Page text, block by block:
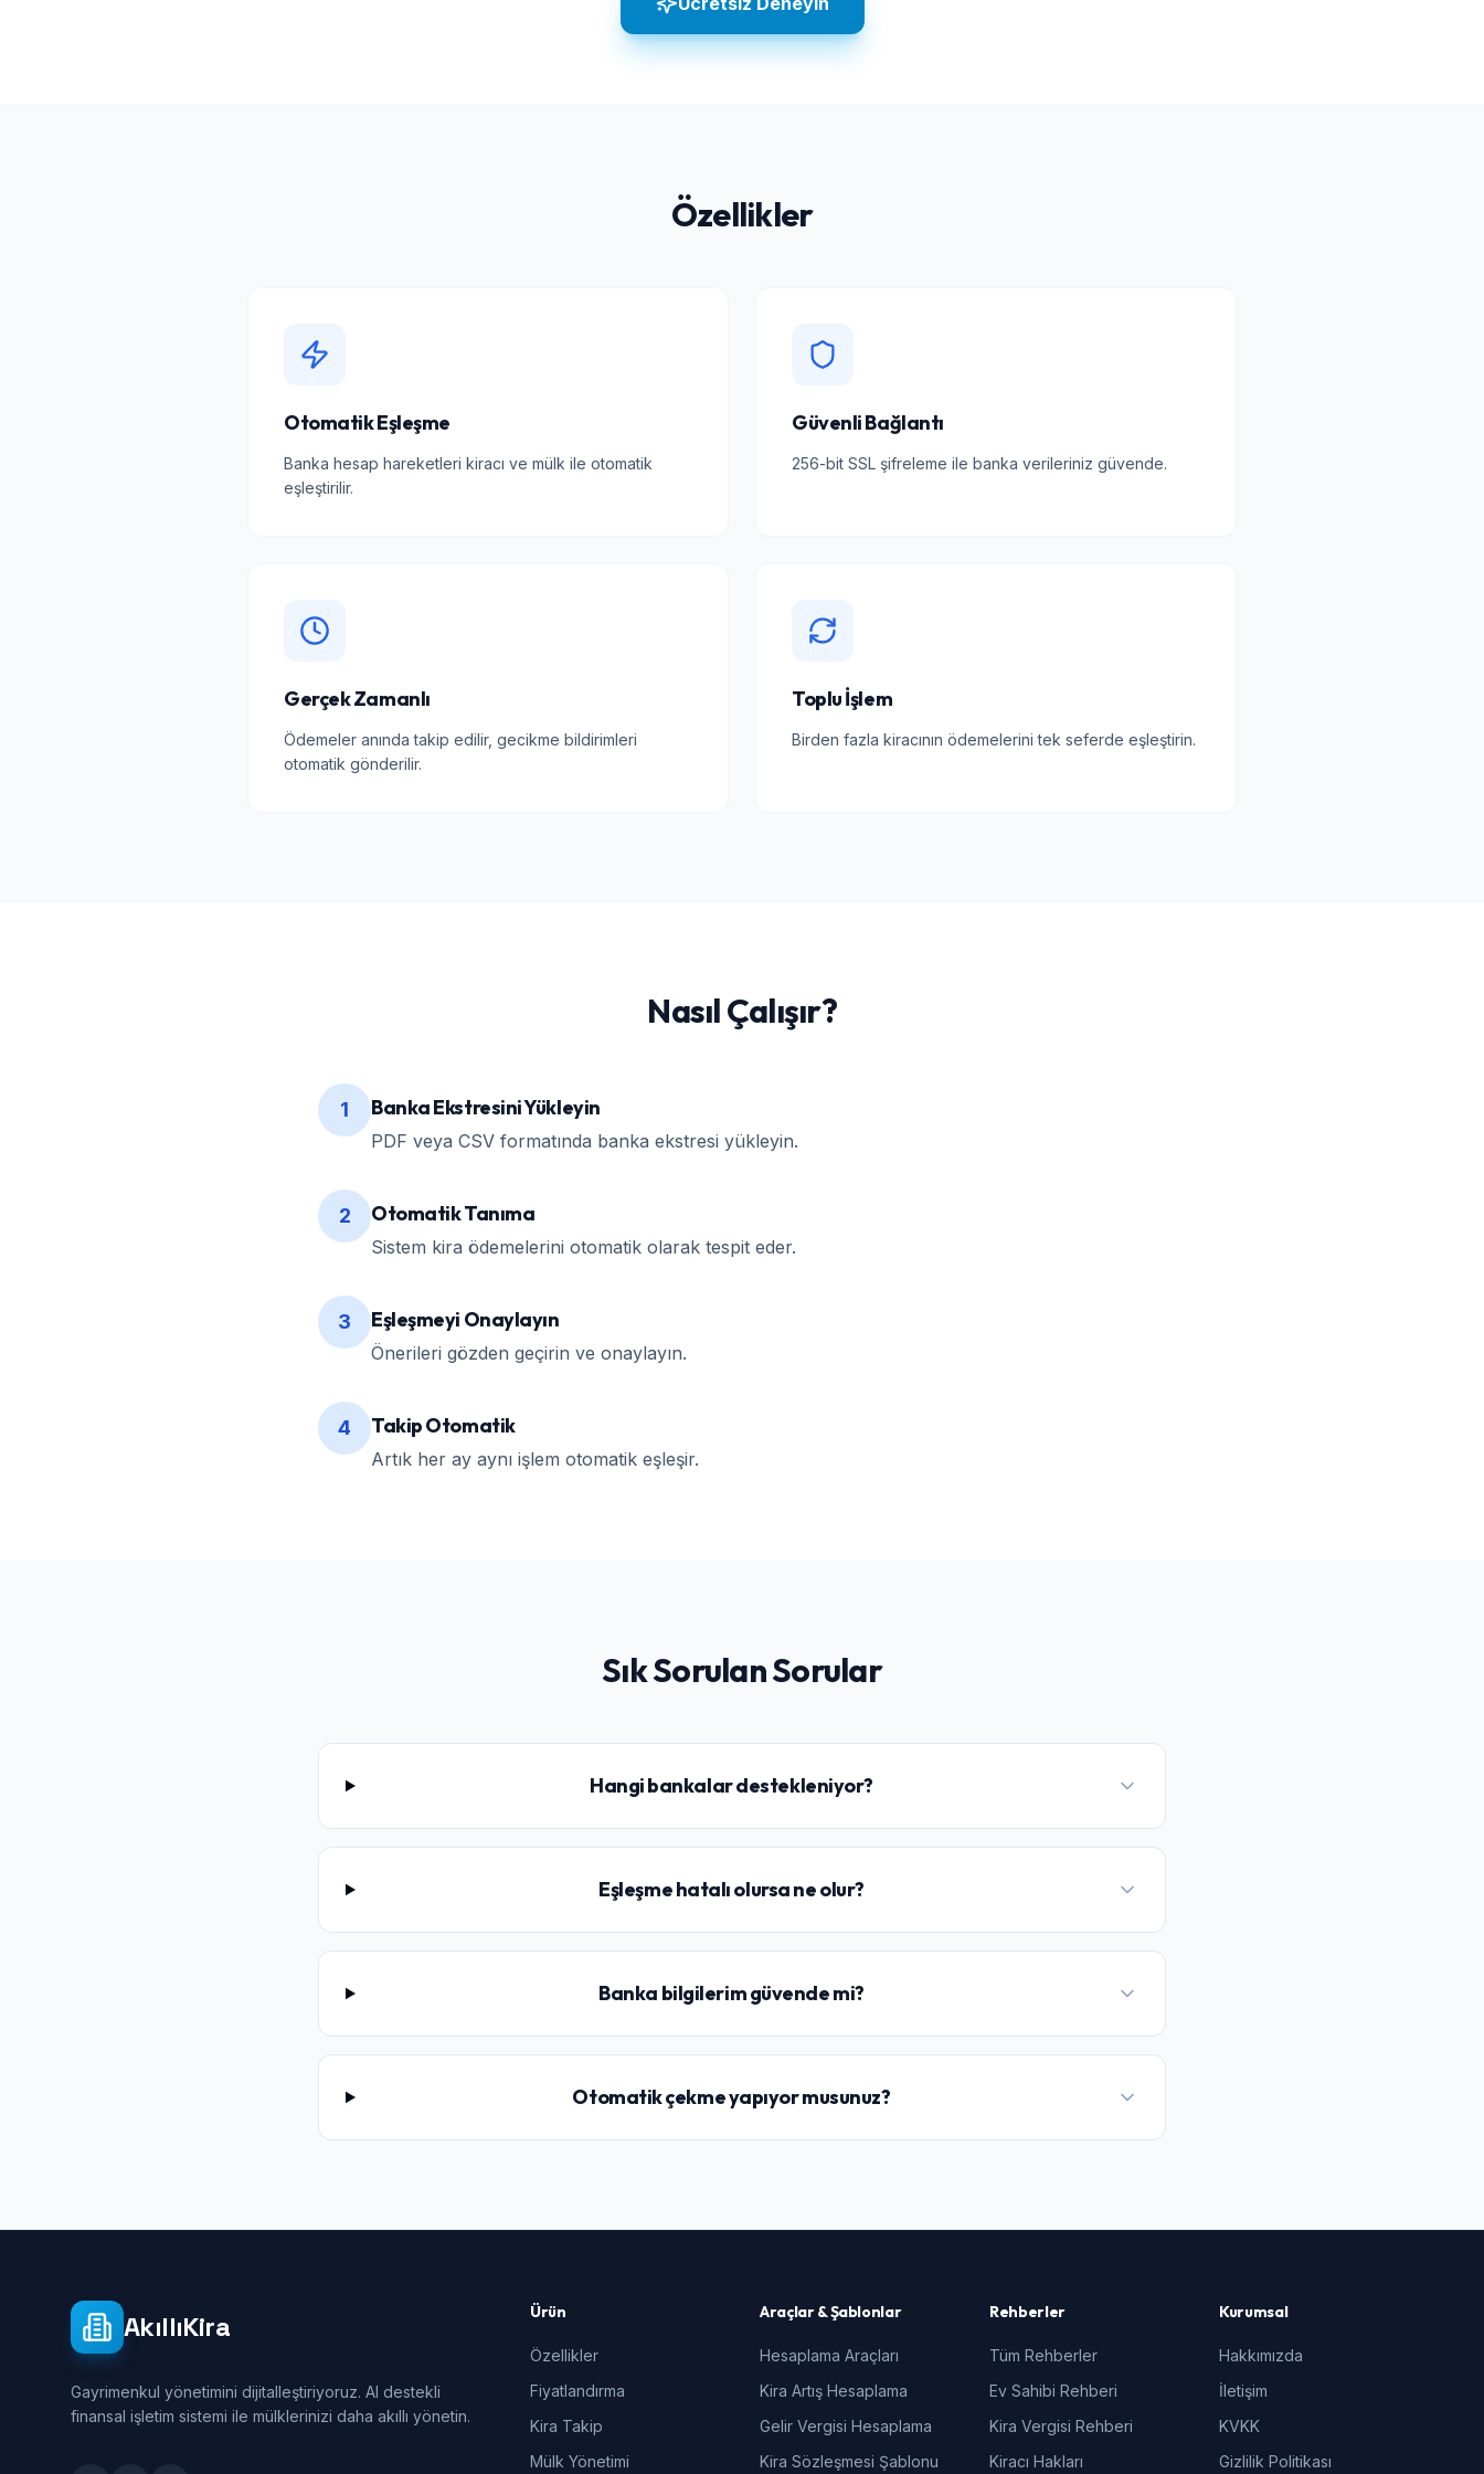
Özellikler
Otomatik Eşleşme
Banka hesap hareketleri kiracı ve mülk ile otomatik
eşleştirilir.
Güvenli Bağlantı
256-bit SSL şifreleme ile banka verileriniz güvende.
Gerçek Zamanlı
Ödemeler anında takip edilir, gecikme bildirimleri
otomatik gönderilir.
Toplu İşlem
Birden fazla kiracının ödemelerini tek seferde eşleştirin.
Nasıl Çalışır?
1 Banka Ekstresini Yükleyin
PDF veya CSV formatında banka ekstresi yükleyin.
2 Otomatik Tanıma
Sistem kira ödemelerini otomatik olarak tespit eder.
3 Eşleşmeyi Onaylayın
Önerileri gözden geçirin ve onaylayın.
4 Takip Otomatik
Artık her ay aynı işlem otomatik eşleşir.
Sık Sorulan Sorular
Hangi bankalar destekleniyor?
Eşleşme hatalı olursa ne olur?
Banka bilgilerim güvende mi?
Otomatik çekme yapıyor musunuz?
AkıllıKira
Gayrimenkul yönetimini dijitalleştiriyoruz. AI destekli
finansal işletim sistemi ile mülklerinizi daha akıllı yönetin.
Ürün
Özellikler
Fiyatlandırma
Kira Takip
Mülk Yönetimi
Araçlar & Şablonlar
Hesaplama Araçları
Kira Artış Hesaplama
Gelir Vergisi Hesaplama
Kira Sözleşmesi Şablonu
Rehberler
Tüm Rehberler
Ev Sahibi Rehberi
Kira Vergisi Rehberi
Kiracı Hakları
Kurumsal
Hakkımızda
İletişim
KVKK
Gizlilik Politikası